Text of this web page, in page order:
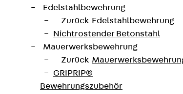
Edelstahlbewehrung
Zurück Edelstahlbewehrung
Nichtrostender Betonstahl
Mauerwerksbewehrung
Zurück
GRIPRIP®
Bewehrungszubehör